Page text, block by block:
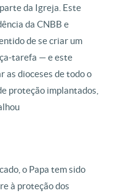
da Igreja. Este
da CNBB e
de se criar um
tarefa — e este
as dioceses de todo o
proteção implantados,
o Papa tem sido
à proteção dos